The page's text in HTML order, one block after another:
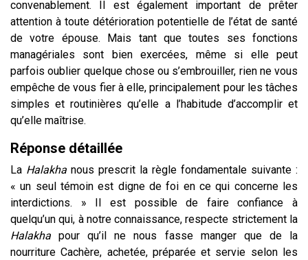
convenablement. Il est également important de prêter
attention à toute détérioration potentielle de l’état de santé
de votre épouse. Mais tant que toutes ses fonctions
managériales sont bien exercées, même si elle peut
parfois oublier quelque chose ou s’embrouiller, rien ne vous
empêche de vous fier à elle, principalement pour les tâches
simples et routinières qu’elle a l’habitude d’accomplir et
qu’elle maîtrise.
Réponse détaillée
La Halakha nous prescrit la règle fondamentale suivante :
« un seul témoin est digne de foi en ce qui concerne les
interdictions. » Il est possible de faire confiance à
quelqu’un qui, à notre connaissance, respecte strictement la
Halakha pour qu’il ne nous fasse manger que de la
nourriture Cachère, achetée, préparée et servie selon les